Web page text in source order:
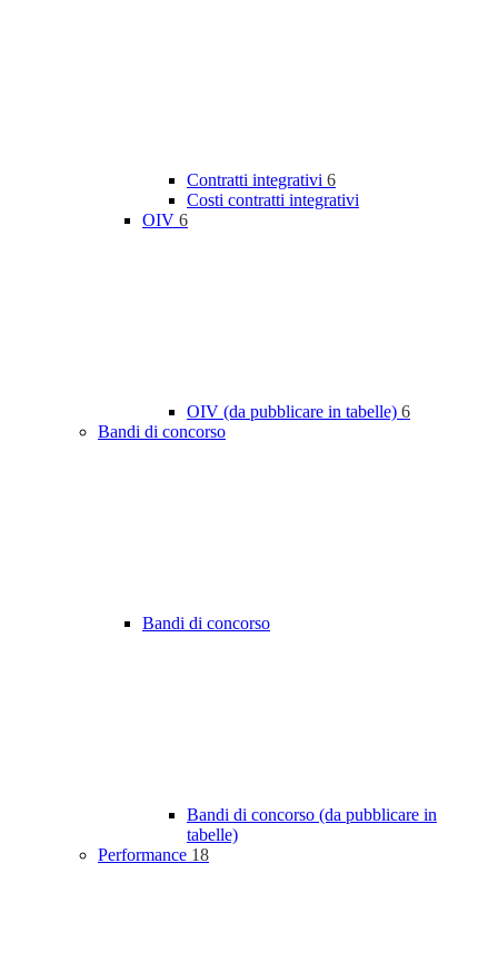
Contratti integrativi 6
Costi contratti integrativi
OIV 6
OIV (da pubblicare in tabelle) 6
Bandi di concorso
Bandi di concorso
Bandi di concorso (da pubblicare in
tabelle)
Performance 18